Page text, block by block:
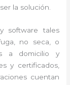
la solución.
software tales
no seca, o
a domicilio y
y certificados,
cuentan